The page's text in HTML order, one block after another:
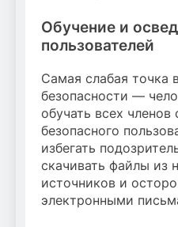
Обучение и
пользователей
Самая слабая точка
безопасности —
обучать всех
безопасного
избегать
скачивать файлы из
источников и
электронными